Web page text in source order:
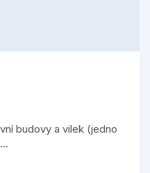
budovy a vilek (jedno